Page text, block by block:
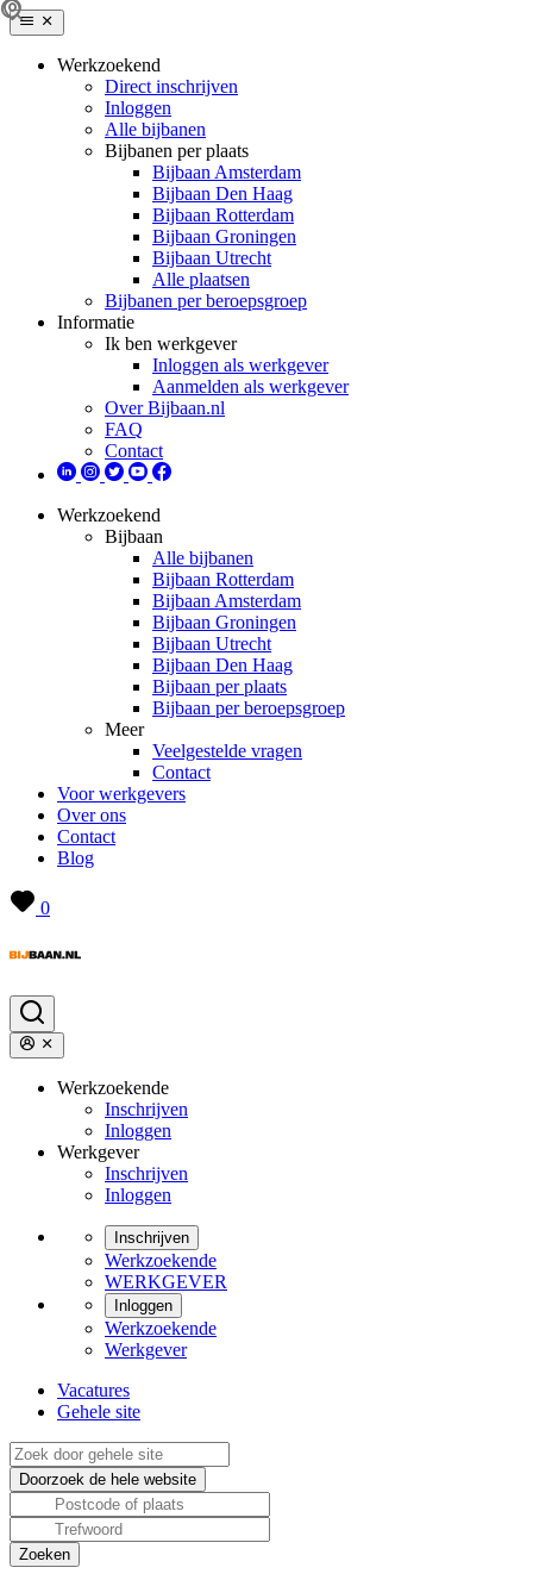
Werkzoekend
Direct inschrijven
Inloggen
Alle bijbanen
Bijbanen per plaats
Bijbaan Amsterdam
Bijbaan Den Haag
Bijbaan Rotterdam
Bijbaan Groningen
Bijbaan Utrecht
Alle plaatsen
Bijbanen per beroepsgroep
Informatie
Ik ben werkgever
Inloggen als werkgever
Aanmelden als werkgever
Over Bijbaan.nl
FAQ
Contact
Werkzoekend
Bijbaan
Alle bijbanen
Bijbaan Rotterdam
Bijbaan Amsterdam
Bijbaan Groningen
Bijbaan Utrecht
Bijbaan Den Haag
Bijbaan per plaats
Bijbaan per beroepsgroep
Meer
Veelgestelde vragen
Contact
Voor werkgevers
Over ons
Contact
Blog
0
Werkzoekende
Inschrijven
Inloggen
Werkgever
Inschrijven
Inloggen
Inschrijven
Werkzoekende
WERKGEVER
Inloggen
Werkzoekende
Werkgever
Vacatures
Gehele site